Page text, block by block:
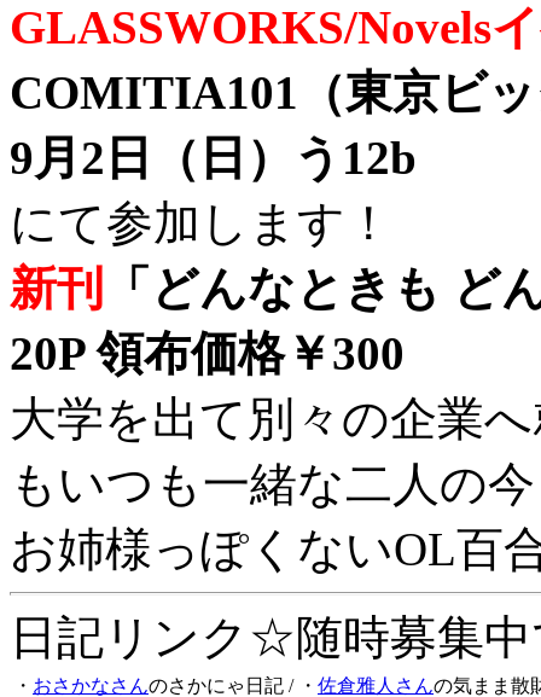
GLASSWORKS/Novels
COMITIA101（東京ビ
9月2日（日）う12b
にて参加します！
新刊
「どんなときも ど
20P 領布価格￥300
大学を出て別々の企業
もいつも一緒な二人の
お姉様っぽくないOL百
日記リンク☆随時募集
・ おさかなさんのさかにゃ日記 / ・ 佐倉雅人さんの気まま散